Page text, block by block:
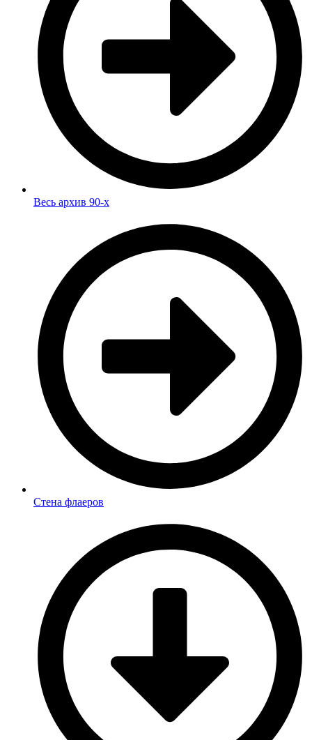
Весь архив 90-х
Стена флаеров